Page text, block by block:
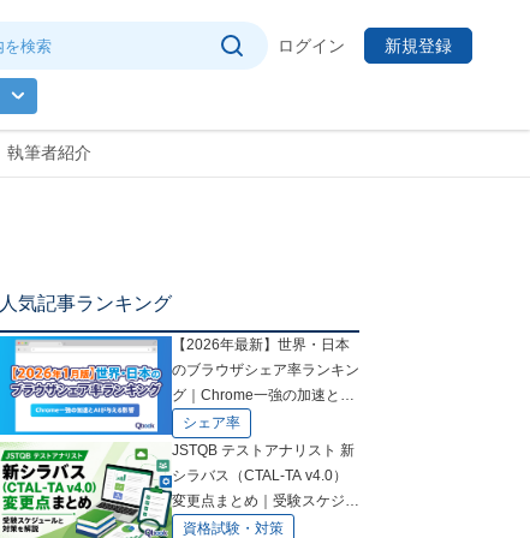
ログイン 新規登録
執筆者紹介
人気記事ランキング
【2026年最新】世界・日本
のブラウザシェア率ランキン
グ｜Chrome一強の加速とAI
が与える影響
シェア率
JSTQB テストアナリスト 新
シラバス（CTAL-TA v4.0）
変更点まとめ｜受験スケジュ
ールと対策を解説
資格試験・対策